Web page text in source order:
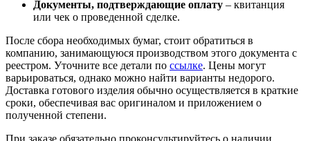
Документы, подтверждающие оплату – квитанция
или чек о проведенной сделке.
После сбора необходимых бумаг, стоит обратиться в
компанию, занимающуюся производством этого документа с
реестром. Уточните все детали по ссылке. Цены могут
варьироваться, однако можно найти варианты недорого.
Доставка готового изделия обычно осуществляется в краткие
сроки, обеспечивая вас оригиналом и приложением о
полученной степени.